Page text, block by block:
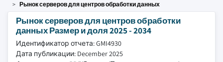
Рынок серверов для центров обработки данных
Рынок серверов для центров обработки
данных Размер и доля 2025 - 2034
Идентификатор отчета: GMI4930
Дата публикации: December 2025